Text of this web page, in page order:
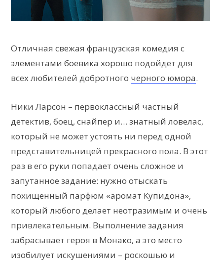
Отличная свежая французская комедия с
элементами боевика хорошо подойдет для
всех любителей добротного черного юмора.
Ники Ларсон – первоклассный частный
детектив, боец, снайпер и… знатный ловелас,
который не может устоять ни перед одной
представительницей прекрасного пола. В этот
раз в его руки попадает очень сложное и
запутанное задание: нужно отыскать
похищенный парфюм «аромат Купидона»,
который любого делает неотразимым и очень
привлекательным. Выполнение задания
забрасывает героя в Монако, а это место
изобилует искушениями – роскошью и